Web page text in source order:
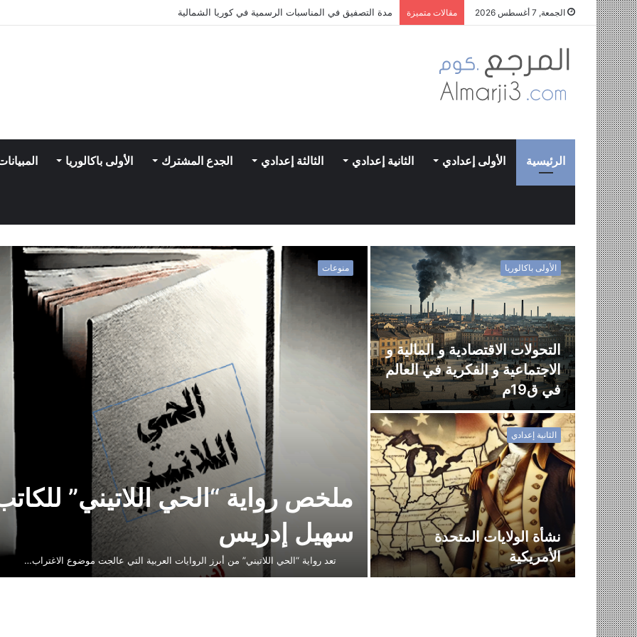
الجمعة, 7 أغسطس 2026 مقالات متميزة العصور التاريخية و أهم التحولات التي اعتمدت في تقسيمها
الرئيسية الأولى إعدادي الثانية إعدادي الثالثة إعدادي الجدع المشترك الأولى باكالوريا
منوعات
ملخص رواية “الحي اللاتيني”
سهيل إدريس
تعد رواية “الحي اللاتيني” من أبرز الروايات العربية التي عالجت موضوع الاغتراب…
الأولى باكالوريا
التحولات الاقتصادية و المالية و
الاجتماعية و الفكرية في العالم
في ق19م
الثانية إعدادي
نشأة الولايات المتحدة
الأمريكية